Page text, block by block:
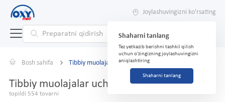
Joylashuvingizni ko'rsating
Shaharni tanlang
Tez yetkazib berishni tashkil qilish
uchun o'zingizning joylashuvingizni
aniqlashtiring
Shaharni tanlang
Bosh sahifa Tibbiy muolajalar uchun
Tibbiy muolajalar uchun
topildi 554 tovarni